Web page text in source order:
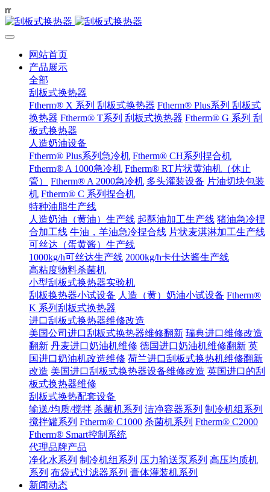
rr
网站首页
产品展示
全部
刮板式换热器
Ftherm® X 系列 刮板式换热器 Ftherm® Plus系列 刮板式
换热器 Ftherm® T系列 刮板式换热器 Ftherm® G 系列 刮
板式换热器
人造奶油设备
Ftherm® Plus系列急冷机 Ftherm® CH系列捏合机
Ftherm® A 1000急冷机 Ftherm® RT片状黄油机（休止
管）
Ftherm® A 2000急冷机 多头灌装设备 片油切块包装
机 Ftherm® C 系列捏合机
特种油脂生产线
人造奶油（黄油）生产线 起酥油加工生产线 猪油急冷捏
合加工线 牛油，羊油急冷捏合线 片状麦淇淋加工生产线
可丝达（蛋黄酱）生产线
1000kg/h可丝达生产线 2000kg/h卡仕达酱生产线
高粘度物料杀菌机
小型刮板式换热器实验机
刮板换热器小试设备 人造（黄）奶油小试设备 Ftherm®
K 系列刮板式换热器
进口刮板式换热器维修改造
美国公司进口刮板式换热器维修翻新 瑞典进口维修改造
翻新 丹麦进口奶油机维修 德国进口奶油机维修翻新 英
国进口奶油机改造维修 荷兰进口刮板式换热机维修翻新
改造 美国进口刮板式换热器设备维修改造 英国进口的刮
板式换热器维修
刮板式换热配套设备
输送/均质/搅拌 杀菌机系列 洁净容器系列 制冷机组系列
搅拌罐系列 Ftherm® C1000 杀菌机系列 Ftherm® C2000
Ftherm® Smart控制系统
代理品牌产品
净化水系列 制冷机组系列 压力输送泵系列 高压均质机
系列 布袋式过滤器系列 膏体灌装机系列
新闻动态